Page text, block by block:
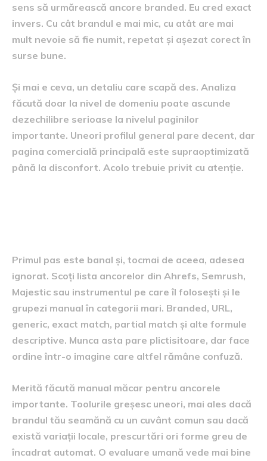
sens să urmărească ancore branded. Eu cred exact
invers. Cu cât brandul e mai mic, cu atât are mai
mult nevoie să fie numit, repetat și așezat corect în
surse bune.
Și mai e ceva, un detaliu care scapă des. Analiza
făcută doar la nivel de domeniu poate ascunde
dezechilibre serioase la nivelul paginilor
importante. Uneori profilul general pare decent, dar
pagina comercială principală este supraoptimizată
până la disconfort. Acolo trebuie privit cu atenție.
Primul pas este banal și, tocmai de aceea, adesea
ignorat. Scoți lista ancorelor din Ahrefs, Semrush,
Majestic sau instrumentul pe care îl folosești și le
grupezi manual în categorii mari. Branded, URL,
generic, exact match, partial match și alte formule
descriptive. Munca asta pare plictisitoare, dar face
ordine într-o imagine care altfel rămâne confuză.
Merită făcută manual măcar pentru ancorele
importante. Toolurile greșesc uneori, mai ales dacă
brandul tău seamănă cu un cuvânt comun sau dacă
există variații locale, prescurtări ori forme greu de
încadrat automat. O evaluare umană vede mai bine